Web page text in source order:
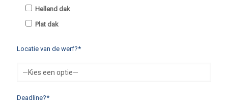
Hellend dak
Plat dak
Locatie van de werf?*
Deadline?*